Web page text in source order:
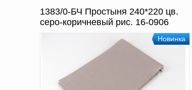
1383/0-БЧ Простыня 240*220 цв.
серо-коричневый рис. 16-0906
Новинка